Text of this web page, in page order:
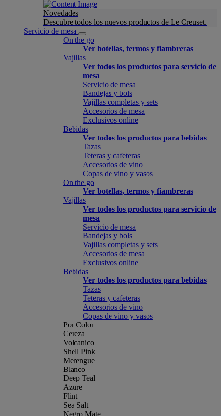
Novedades
Descubre todos los nuevos productos de Le Creuset.
Servicio de mesa
On the go
Ver botellas, termos y fiambreras
Vajillas
Ver todos los productos para servicio de
mesa
Servicio de mesa
Bandejas y bols
Vajillas completas y sets
Accesorios de mesa
Exclusivos online
Bebidas
Ver todos los productos para bebidas
Tazas
Teteras y cafeteras
Accesorios de vino
Copas de vino y vasos
On the go
Ver botellas, termos y fiambreras
Vajillas
Ver todos los productos para servicio de
mesa
Servicio de mesa
Bandejas y bols
Vajillas completas y sets
Accesorios de mesa
Exclusivos online
Bebidas
Ver todos los productos para bebidas
Tazas
Teteras y cafeteras
Accesorios de vino
Copas de vino y vasos
Por Color
Cereza
Volcanico
Shell Pink
Merengue
Blanco
Deep Teal
Azure
Flint
Sea Salt
Negro Mate